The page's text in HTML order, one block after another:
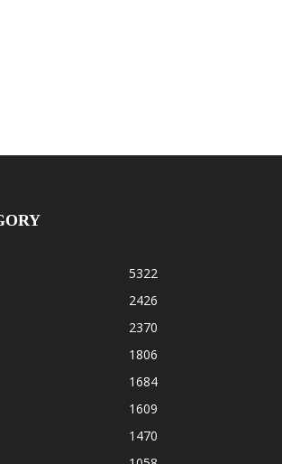
5322
2426
2370
1806
1684
1609
1470